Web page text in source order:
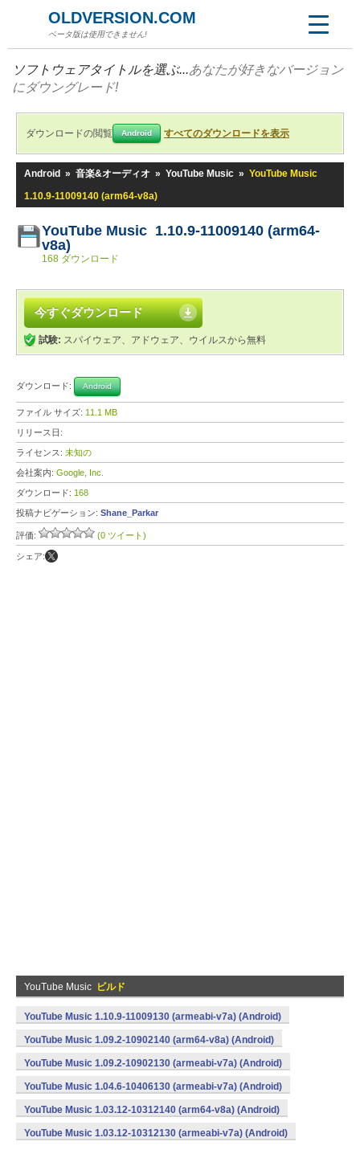
OLDVERSION.COM
ベータ版は使用できません!
ソフトウェアタイトルを選ぶ...あなたが好きなバージョン
にダウングレード!
ダウンロードの閲覧 Android すべてのダウンロードを表示
Android » 音楽&オーディオ » YouTube Music » YouTube Music
1.10.9-11009140 (arm64-v8a)
YouTube Music 1.10.9-11009140 (arm64-
v8a)
168 ダウンロード
今すぐダウンロード
試験: スパイウェア、アドウェア、ウイルスから無料
ダウンロード: Android
ファイル サイズ: 11.1 MB
リリース日:
ライセンス: 未知の
会社案内: Google, Inc.
ダウンロード: 168
投稿ナビゲーション: Shane_Parkar
評価: (0 ツイート)
シェア:
YouTube Music ビルド
YouTube Music 1.10.9-11009130 (armeabi-v7a) (Android)
YouTube Music 1.09.2-10902140 (arm64-v8a) (Android)
YouTube Music 1.09.2-10902130 (armeabi-v7a) (Android)
YouTube Music 1.04.6-10406130 (armeabi-v7a) (Android)
YouTube Music 1.03.12-10312140 (arm64-v8a) (Android)
YouTube Music 1.03.12-10312130 (armeabi-v7a) (Android)